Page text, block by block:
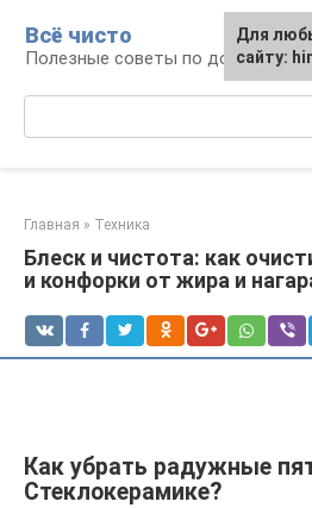
контенту
Всё чисто
Полезные советы по
Главная » Техника
Блеск и чистота: как
и конфорки от жира и
Как убрать радужные
Стеклокерамике?
Для
сайту: